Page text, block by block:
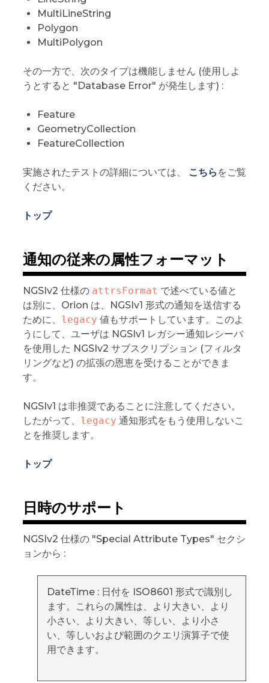
MultiLineString
Polygon
MultiPolygon
その一方で、次のタイプは機能しません (使用しよ
うとすると "Database Error" が発生します) :
Feature
GeometryCollection
FeatureCollection
実施されたテストの詳細については、 こちら をご覧
ください。
トップ
通知の従来の属性フォーマット
NGSIv2 仕様の attrsFormat で述べている値と
は別に、Orion は、NGSIv1 形式の通知を送信する
ために、 legacy 値もサポートしています。このよ
うにして、ユーザは NGSIv1 レガシー通知レシーバ
を使用した NGSIv2 サブスクリプション (フィルタ
リングなど) の拡張の恩恵を受けることができま
す。
NGSIv1 は非推奨であることに注意してください。
したがって、 legacy 通知形式をもう使用しないこ
とを推奨します。
トップ
日時のサポート
NGSIv2 仕様の "Special Attribute Types" セクシ
ョンから :
DateTime : 日付を ISO8601 形式で識別し
ます。これらの属性は、より大きい、より
小さい、より大きい、等しい、より小さ
い、等しいおよび範囲のクエリ演算子で使
用できます。